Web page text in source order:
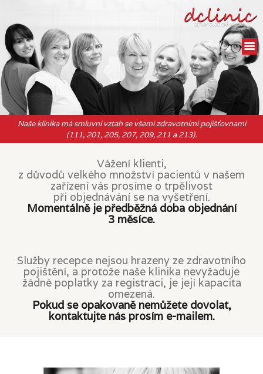
CENÍK
KONTAKT
Naše klinika má smluvní vztah se všemi zdravotními pojišťovnami
(111, 201, 205, 207, 209, 211 a 213).
Vážení klienti,
z důvodů velkého množství pacientů v našem
zařízení vás prosíme o trpělivost
při objednávání se na vyšetření.
Momentálně je předběžná doba objednání
3 měsíce.
Služby recepce nejsou hrazeny ze zdravotního
pojištění, a protože naše klinika nevyžaduje
žádné poplatky za registraci, je její kapacita
omezená.
Pokud se opakovaně nemůžete dovolat,
kontaktujte nás prosím e-mailem.